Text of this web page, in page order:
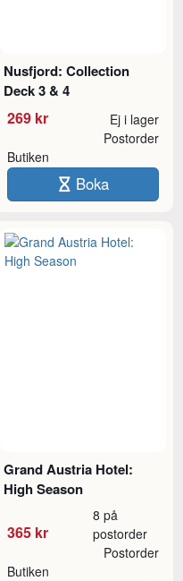
Nusfjord: Collection
Deck 3 & 4
269 kr Ej i lager
Butiken
Postorder
Boka
Grand Austria Hotel:
High Season
365 kr
8 på
postorder
Butiken
Postorder